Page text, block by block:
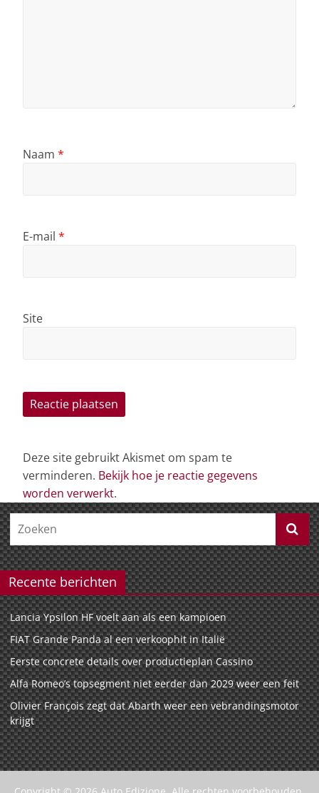
Naam *
E-mail *
Site
Deze site gebruikt Akismet om spam te
verminderen. Bekijk hoe je reactie gegevens
worden verwerkt.
Recente berichten
Lancia Ypsilon HF voelt aan als een kampioen
FIAT Grande Panda al een verkoophit in Italië
Eerste concrete details over productieplan Cassino
Alfa Romeo’s topsegment niet eerder dan 2029 weer een feit
Olivier François zegt dat Abarth weer een vebrandingsmotor
krijgt